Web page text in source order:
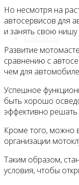
Но несмотря на
автосервисов для
и занять свою нишу
Развитие
сравнению с
чем для
Успешное
быть хорошо
эффективно
Кроме того, можно
организации
Таким образом,
условия, чтобы